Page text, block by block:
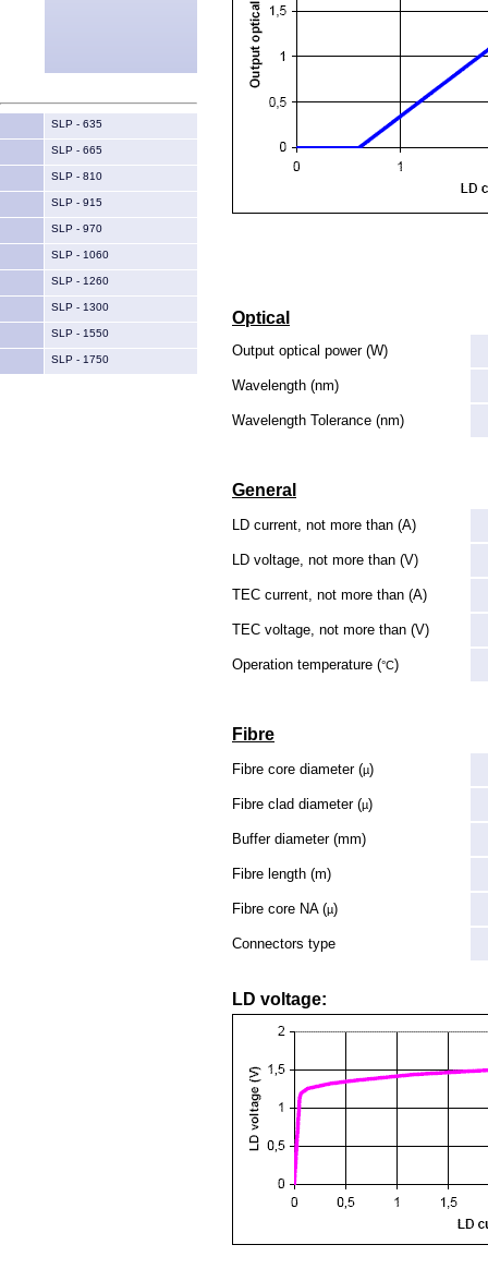
SLP - 635
SLP - 665
SLP - 810
SLP - 915
SLP - 970
SLP - 1060
SLP - 1260
SLP - 1300
SLP - 1550
SLP - 1750
Optical
Output optical power (W)
Wavelength (nm)
Wavelength Tolerance (nm)
General
LD current, not more than (A)
LD voltage, not more than (V)
TEC current, not more than (A)
TEC voltage, not more than (V)
Operation temperature (°C)
Fibre
Fibre core diameter (µ)
Fibre clad diameter (µ)
Buffer diameter (mm)
Fibre length (m)
Fibre core NA (µ)
Connectors type
LD voltage: